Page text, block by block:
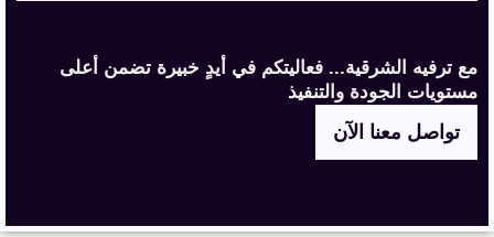
مع ترفيه الشرقية... فعاليتكم في أيدٍ خبيرة تضمن أعلى
مستويات الجودة والتنفيذ
تواصل معنا الآن